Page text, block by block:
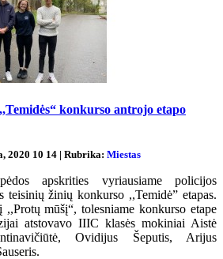
konkurso antrojo etapo
2020 10 14 | Rubrika: Miestas
apskrities vyriausiame policijos
teisinių žinių konkurso ,,Temidė” etapas.
mūšį“, tolesniame konkurso etape
atstovavo IIIC klasės mokiniai Aistė
Ovidijus Šeputis, Arijus